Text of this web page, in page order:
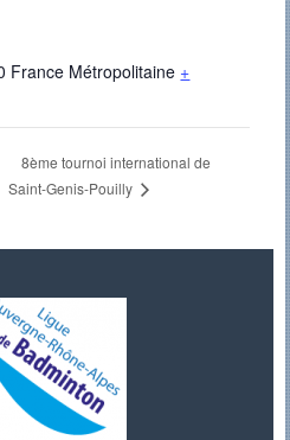
France Métropolitaine +
8ème tournoi international de
Saint-Genis-Pouilly